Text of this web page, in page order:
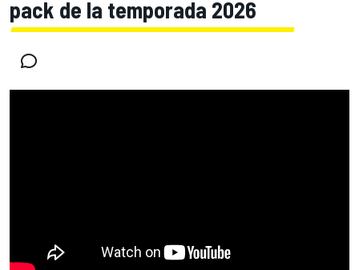
pack de la temporada 2026